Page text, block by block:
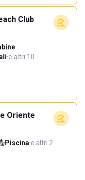
Club
·
·e altri 10…
Oriente
Piscina·e altri 2…